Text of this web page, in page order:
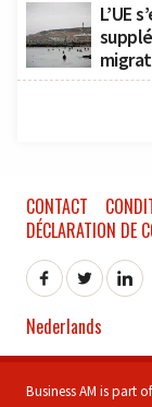
L’UE
CONTACT
DÉCLARATION DE
Nederlands
Business AM is part of